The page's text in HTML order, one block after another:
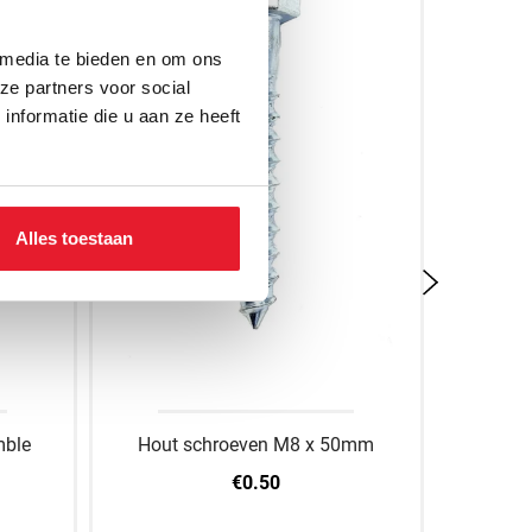
te bieden en om ons
partners voor social
die u aan ze heeft
Alles toestaan
Hout schroeven M8 x 50mm
€0.50